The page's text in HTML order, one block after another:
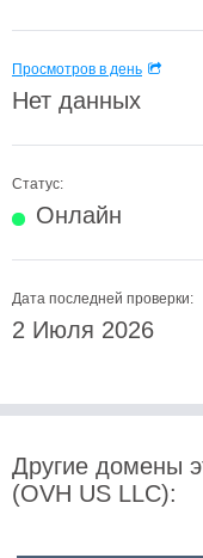
Просмотров в день
Нет данных
Статус:
Онлайн
Дата последней проверки:
2 Июля 2026
Другие домены
(OVH US LLC):